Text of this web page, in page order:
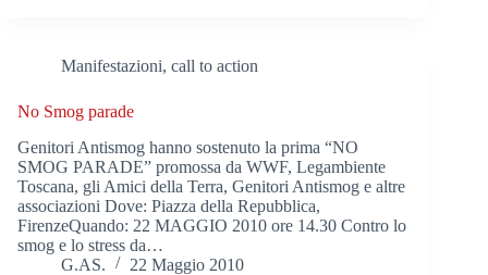
Manifestazioni, call to action
No Smog parade
Genitori Antismog hanno sostenuto la prima “NO
SMOG PARADE” promossa da WWF, Legambiente
Toscana, gli Amici della Terra, Genitori Antismog e altre
associazioni Dove: Piazza della Repubblica,
FirenzeQuando: 22 MAGGIO 2010 ore 14.30 Contro lo
smog e lo stress da…
G.AS.
22 Maggio 2010